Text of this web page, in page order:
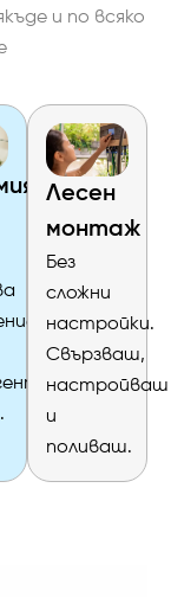
и по всяко
Лесен
монтаж
Без
сложни
настройки.
Свързваш,
настройваш
и
поливаш.